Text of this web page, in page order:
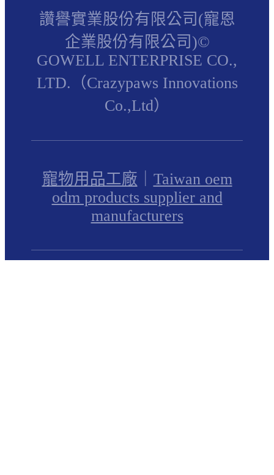
讚譽實業股份有限公司(寵恩
企業股份有限公司)©
GOWELL ENTERPRISE CO.,
LTD.（Crazypaws Innovations
Co.,Ltd）
寵物用品工廠
Taiwan oem
odm products supplier and
manufacturers